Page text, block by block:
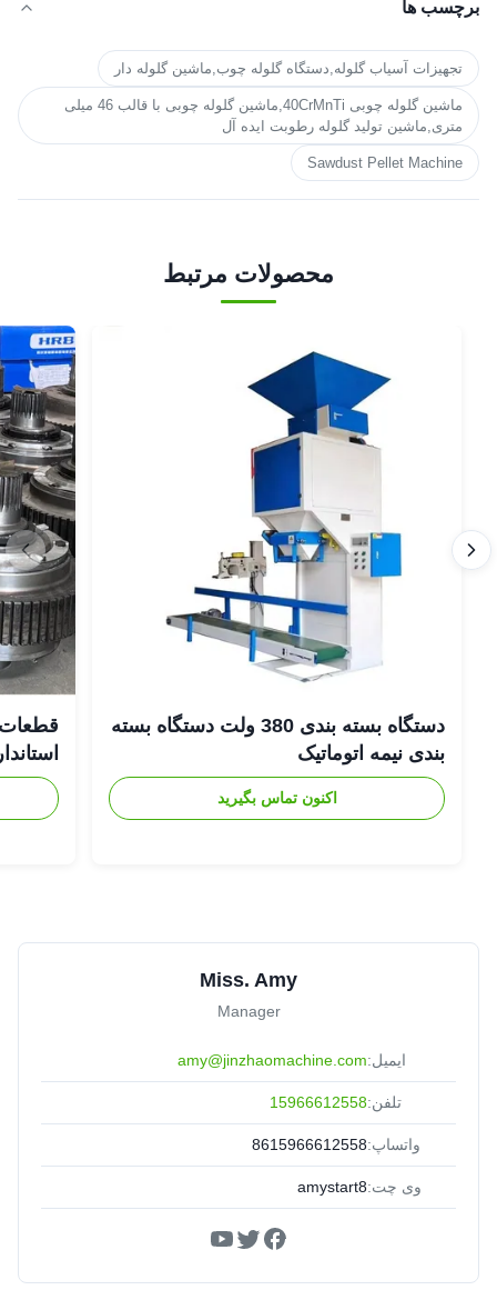
برچسب ها
تجهیزات آسیاب گلوله,دستگاه گلوله چوب,ماشین گلوله دار
ماشین گلوله چوبی 40CrMnTi,ماشین گلوله چوبی با قالب 46 میلی
متری,ماشین تولید گلوله رطوبت ایده آل
Sawdust Pellet Machine
محصولات مرتبط
دستگاه بسته بندی 380 ولت دستگاه بسته
بندی نیمه اتوماتیک
اکنون تماس بگیرید
قطعات
Miss. Amy
Manager
ایمیل:amy@jinzhaomachine.com
تلفن:15966612558
واتساپ:8615966612558
وی چت:amystart8